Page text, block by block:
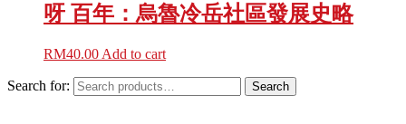
呀 百年：烏魯冷岳社區發展史略
RM40.00 Add to cart
Search for: Search